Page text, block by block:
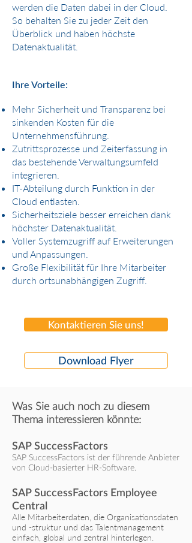
werden die Daten dabei in der Cloud.
So behalten Sie zu jeder Zeit den
Überblick und haben höchste
Datenaktualität.
Ihre Vorteile:
Mehr Sicherheit und Transparenz bei
sinkenden Kosten für die
Unternehmensführung.
Zutrittsprozesse und Zeiterfassung in
das bestehende Verwaltungsumfeld
integrieren.
IT-Abteilung durch Funktion in der
Cloud entlasten.
Sicherheitsziele besser erreichen dank
höchster Datenaktualität.
Voller Systemzugriff auf Erweiterungen
und Anpassungen.
Große Flexibilität für Ihre Mitarbeiter
durch ortsunabhängigen Zugriff.
Kontaktieren Sie uns!
Download Flyer
Was Sie auch noch zu diesem
Thema interessieren könnte:
SAP SuccessFactors
SAP SuccessFactors ist der führende Anbieter
von Cloud-basierter HR-Software.
SAP SuccessFactors Employee
Central
Alle Mitarbeiterdaten, die Organisationsdaten
und -struktur und das Talentmanagement
einfach, global und zentral hinterlegen.